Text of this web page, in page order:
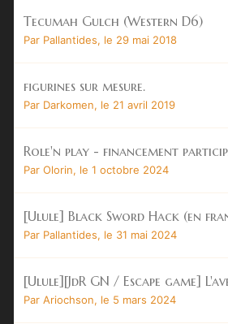
Tecumah Gulch (Western D6)
Par Pallantides, le 29 mai 2018
figurines sur mesure.
Par Darkomen, le 21 avril 2019
Role'n play - financement
Par Olorin, le 1 octobre 2024
[Ulule] Black Sword Hack (en
Par Pallantides, le 31 mai 2024
[Ulule][JdR GN / Escape game]
Par Ariochson, le 5 mars 2024